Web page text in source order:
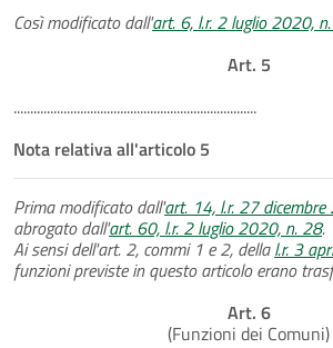
Così modificato dall'art. 6, l.r. 2 luglio 2020,
Art. 5
.........................................................................
Nota relativa all'articolo 5
Prima modificato dall'art. 14, l.r. 27
abrogato dall'art. 60, l.r. 2 luglio 2020, n. 28.
Ai sensi dell'art. 2, commi 1 e 2, dellal.r. 3
funzioni previste in questo articolo erano
Art. 6
(Funzioni dei Comuni)